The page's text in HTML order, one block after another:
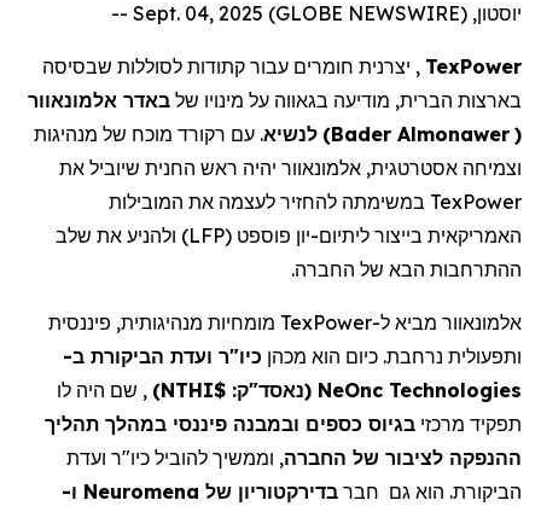
יוסטון, Sept. 04, 2025 (GLOBE NEWSWIRE) --
TexPower
, יצרנית חומרים עבור קתודות לסוללות שבסיסה
בארצות הברית, מודיעה בגאווה על מינויו של באדר אלמונאוור
(
Bader Almonawer
) לנשיא. עם רקורד מוכח של מנהיגות
וצמיחה אסטרטגית, אלמונאוור יהיה ראש החנית שיוביל את
TexPower במשימתה להחזיר לעצמה את המובילות
האמריקאית בייצור ליתיום-יון פוספט (LFP) ולהניע את שלב
ההתרחבות הבא של החברה.
אלמונאוור מביא ל-TexPower מומחיות מנהיגותית, פיננסית
ותפעולית נרחבת. כיום הוא מכהן כיו"ר ועדת הביקורת ב-
NeOnc Technologies (נאסד"ק: $NTHI
) , שם היה לו
תפקיד מרכזי בגיוס כספים ובמבנה פיננסי במהלך תהליך
ההנפקה לציבור של החברה, וממשיך להוביל כיו"ר ועדת
הביקורת. הוא גם חבר בדירקטוריון של Neuromena ו-